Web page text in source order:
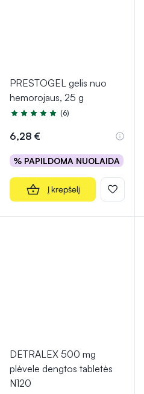
PRESTOGEL gelis nuo
hemorojaus, 25 g
Įvertinimas 4.8 iš 5
(6)
6,28 €
% PAPILDOMA NUOLAIDA
Į krepšelį
DETRALEX 500 mg
plėvele dengtos tabletės
N120